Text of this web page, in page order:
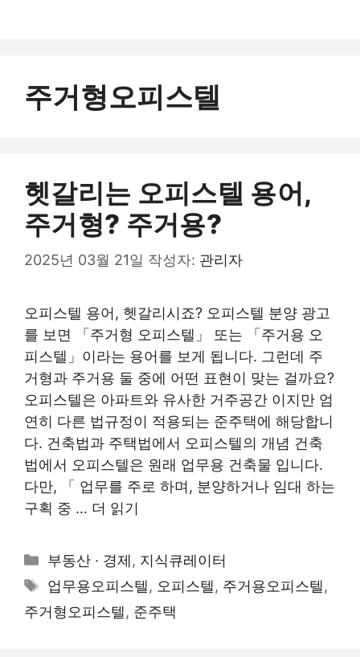
주거형오피스텔
헷갈리는 오피스텔 용어,
주거형? 주거용?
2025년 03월 21일 작성자: 관리자
오피스텔 용어, 헷갈리시죠? 오피스텔 분양 광고
를 보면 「주거형 오피스텔」 또는 「주거용 오
피스텔」이라는 용어를 보게 됩니다. 그런데 주
거형과 주거용 둘 중에 어떤 표현이 맞는 걸까요?
오피스텔은 아파트와 유사한 거주공간 이지만 엄
연히 다른 법규정이 적용되는 준주택에 해당합니
다. 건축법과 주택법에서 오피스텔의 개념 건축
법에서 오피스텔은 원래 업무용 건축물 입니다.
다만, 「 업무를 주로 하며, 분양하거나 임대 하는
구획 중 … 더 읽기
카
테
리
부동산 · 경제, 지식큐레이터
태
그
업무용오피스텔, 오피스텔, 주거용오피스텔,
주거형오피스텔, 준주택